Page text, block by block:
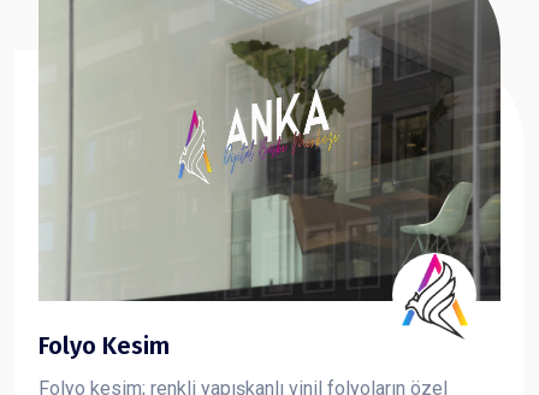
Folyo Kesim
Folyo kesim; renkli yapışkanlı vinil folyoların özel